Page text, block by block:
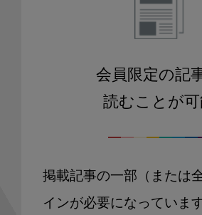
会員限定の記
読むことが
掲載記事の一部（または
インが必要になっていま